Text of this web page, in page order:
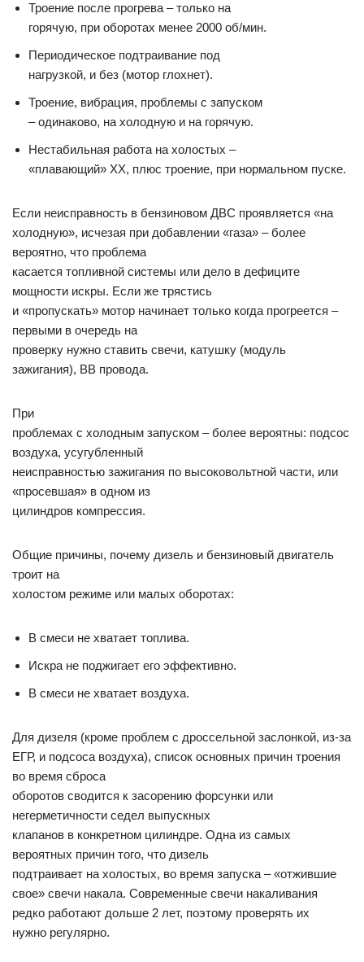
Троение после прогрева – только на
горячую, при оборотах менее 2000 об/мин.
Периодическое подтраивание под
нагрузкой, и без (мотор глохнет).
Троение, вибрация, проблемы с запуском
– одинаково, на холодную и на горячую.
Нестабильная работа на холостых –
«плавающий» ХХ, плюс троение, при нормальном пуске.
Если неисправность в бензиновом ДВС проявляется «на
холодную», исчезая при добавлении «газа» – более
вероятно, что проблема
касается топливной системы или дело в дефиците
мощности искры. Если же трястись
и «пропускать» мотор начинает только когда прогреется –
первыми в очередь на
проверку нужно ставить свечи, катушку (модуль
зажигания), ВВ провода.
При
проблемах с холодным запуском – более вероятны: подсос
воздуха, усугубленный
неисправностью зажигания по высоковольтной части, или
«просевшая» в одном из
цилиндров компрессия.
Общие причины, почему дизель и бензиновый двигатель
троит на
холостом режиме или малых оборотах:
В смеси не хватает топлива.
Искра не поджигает его эффективно.
В смеси не хватает воздуха.
Для дизеля (кроме проблем с дроссельной заслонкой, из-за
ЕГР, и подсоса воздуха), список основных причин троения
во время сброса
оборотов сводится к засорению форсунки или
негерметичности седел выпускных
клапанов в конкретном цилиндре. Одна из самых
вероятных причин того, что дизель
подтраивает на холостых, во время запуска – «отжившие
свое» свечи накала. Современные свечи накаливания
редко работают дольше 2 лет, поэтому проверять их
нужно регулярно.